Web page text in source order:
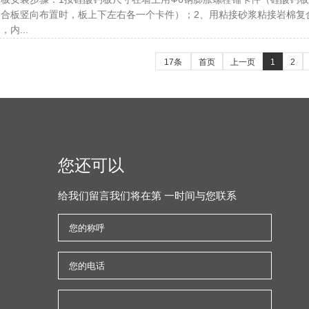
板竖向布置时，板上下左右各一个卡件）；2、用粘接砂浆粘接岩棉
内...
17条 首页 上一页 1 2
您还可以
给我们留言我们将在第 一时间与您联系